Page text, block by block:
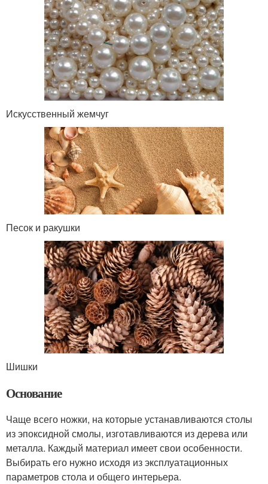
Искусственный жемчуг
Песок и ракушки
Шишки
Основание
Чаще всего ножки, на которые устанавливаются столы
из эпоксидной смолы, изготавливаются из дерева или
металла. Каждый материал имеет свои особенности.
Выбирать его нужно исходя из эксплуатационных
параметров стола и общего интерьера.